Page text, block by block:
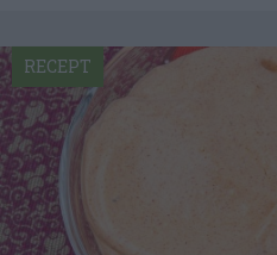
RECEPT